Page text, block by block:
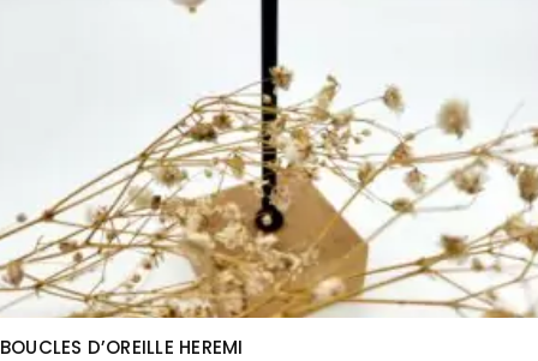
BOUCLES D’OREILLE HEREMI